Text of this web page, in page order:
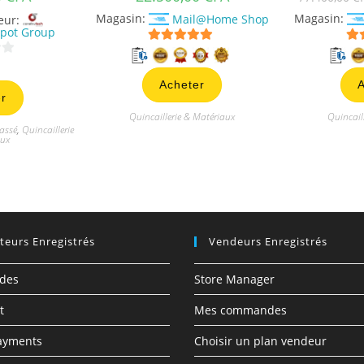
Group
, Quincaillerie
Magasin: Mail@Home Shop
5sur 5
Acheter
Quincaillerie & Matériaux
Magasin:
5
Enregistrés Vendeurs Enregistrés
Store Manager
Mes commandes
Choisir un plan vendeur